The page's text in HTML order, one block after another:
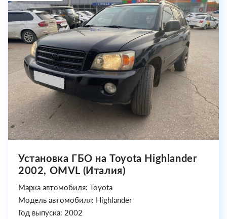
Установка ГБО на Toyota Highlander
2002, OMVL (Италия)
Марка автомобиля: Toyota
Модель автомобиля: Highlander
Год выпуска: 2002